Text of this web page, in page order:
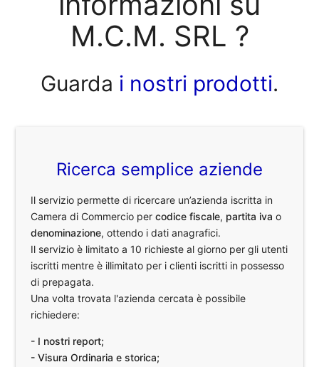
M.C.M. SRL ?
Guarda i nostri prodotti.
Ricerca semplice aziende
Il servizio permette di ricercare un’azienda iscritta in
Camera di Commercio percodice fiscale, partita iva o
denominazione, ottendo i dati anagrafici.
Il servizio è limitato a 10 richieste al giorno per gli utenti
iscritti mentre è illimitato per i clienti iscritti in possesso
di prepagata.
Una volta trovata l'azienda cercata è possibile
richiedere:
- I nostri report;
- Visura Ordinaria e storica;